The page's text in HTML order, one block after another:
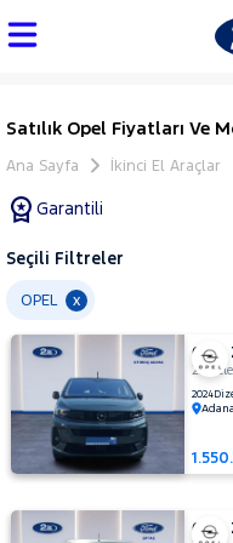
Satılık Opel Fiyatları Ve
Ana Sayfa İkinci El Araçlar
Garantili
Tüm
Araçlar
AUDI
BMC
BMW
BYD
Seçili Filtreler
OPEL x
2.0
2024
Adana